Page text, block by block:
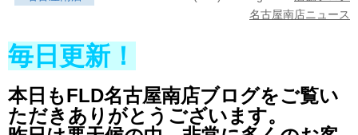
名古屋南店ニュース
毎日更新！
本日もFLD名古屋南店ブログをご覧い
ただきありがとうございます。